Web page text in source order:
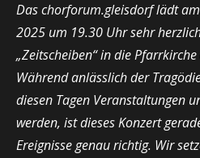
Das chorforum.gleisdorf lädt
2025 um 19.30 Uhr sehr
„Zeitscheiben“ in die Pfarrkirche
Während anlässlich der
diesen Tagen Veranstaltungen
werden, ist dieses Konzert
Ereignisse genau richtig. Wir